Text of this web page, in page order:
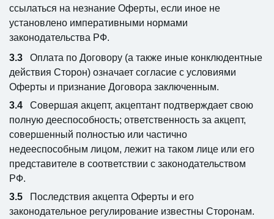
ссылаться на незнание Оферты, если иное не
установлено императивными нормами
законодательства РФ.
Оплата по Договору (а также иные конклюдентные
действия Сторон) означает согласие с условиями
Оферты и признание Договора заключенным.
Совершая акцепт, акцептант подтверждает свою
полную дееспособность; ответственность за акцепт,
совершенный полностью или частично
недееспособным лицом, лежит на таком лице или его
представителе в соответствии с законодательством
РФ.
Последствия акцепта Оферты и его
законодательное регулирование известны Сторонам.